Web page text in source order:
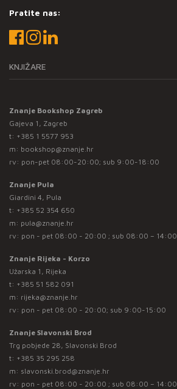
Pratite nas:
KNJIŽARE
Znanje Bookshop Zagreb
Gajeva 1, Zagreb
t: +385 1 5577 953
m: bookshop@znanje.hr
rv: pon-pet 08:00-20:00; sub 9:00-18:00
Znanje Pula
Giardini 4, Pula
t: +385 52 354 650
m: pula@znanje.hr
rv: pon - pet 08:00 - 20:00 ; sub 08:00 – 14:00
Znanje Rijeka - Korzo
Užarska 1, Rijeka
t: +385 51 582 091
m: rijeka@znanje.hr
rv: pon - pet 08:00 - 20:00; sub 9:00-15:00
Znanje Slavonski Brod
Trg pobjede 28, Slavonski Brod
t: +385 35 295 258
m: slavonski.brod@znanje.hr
rv: pon - pet 08:00 - 20:00 ; sub 08:00 – 14:00